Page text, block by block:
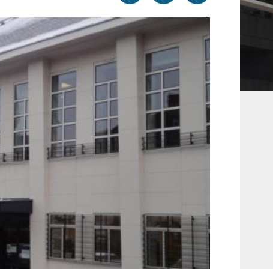
page facebook